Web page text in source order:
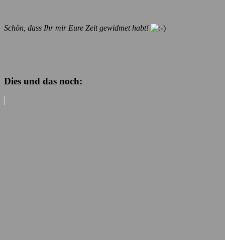
Schön, dass Ihr mir Eure Zeit gewidmet habt!
Dies und das noch: